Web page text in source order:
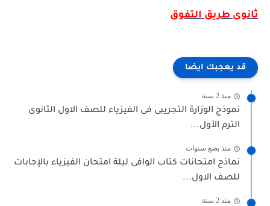
ثانوى طريق التفوق
قد يعجبك ايضا
منذ 2 سنة
نموذج الوزارة التجريبى فى الفيزياء للصف الاول الثانوى
الترم الأول...
منذ بضع سنوات
نماذج امتحانات كتاب الوافى ليلة امتحان الفيزياء بالإجابات
للصف الاول...
منذ 2 سنة